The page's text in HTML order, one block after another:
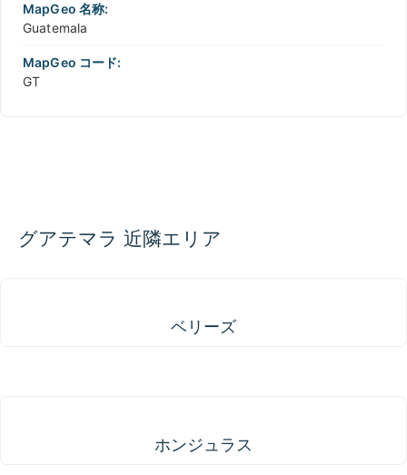
MapGeo 名称:
Guatemala
MapGeo コード:
GT
グアテマラ 近隣エリア
ベリーズ
ホンジュラス